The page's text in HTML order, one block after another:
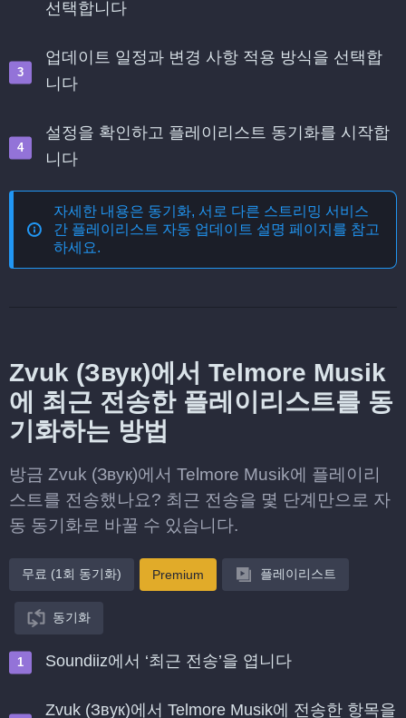
선택합니다
업데이트 일정과 변경 사항 적용 방식을 선택합
니다
설정을 확인하고 플레이리스트 동기화를 시작합
니다
자세한 내용은 동기화, 서로 다른 스트리밍 서비스
간 플레이리스트 자동 업데이트 설명 페이지를 참고
하세요.
Zvuk (Звук)에서 Telmore Musik
에 최근 전송한 플레이리스트를 동
기화하는 방법
방금 Zvuk (Звук)에서 Telmore Musik에 플레이리
스트를 전송했나요? 최근 전송을 몇 단계만으로 자
동 동기화로 바꿀 수 있습니다.
무료 (1회 동기화) Premium 플레이리스트
동기화
Soundiiz에서 ‘최근 전송’을 엽니다
Zvuk (Звук)에서 Telmore Musik에 전송한 항목을